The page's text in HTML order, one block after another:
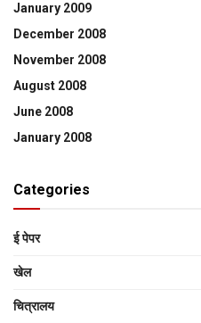
January 2009
December 2008
November 2008
August 2008
June 2008
January 2008
Categories
ई पेपर
खेल
चित्रालय